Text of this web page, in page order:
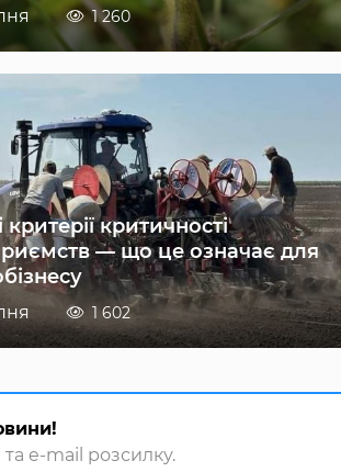
1 260
критерії критичності
— що це означає для
1 602
e-mail розсилку.